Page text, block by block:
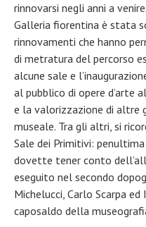
rinnovarsi negli anni a
Galleria fiorentina è stata
rinnovamenti che hanno
di metratura del percorso
alcune sale e
al pubblico di opere d’arte
e la valorizzazione di altre
museale. Tra gli altri, si
Sale dei Primitivi:
dovette tener conto
eseguito nel secondo
Michelucci, Carlo Scarpa
caposaldo della